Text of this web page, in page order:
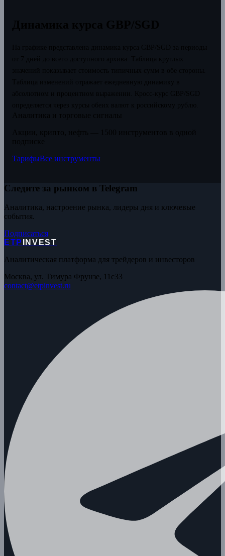
ТарифыВсе инструменты
Следите за рынком в Telegram
Аналитика, настроение рынка, лидеры дня и ключевые
события.
Подписаться
ETP
INVEST
Аналитическая платформа для трейдеров и инвесторов
Москва, ул. Тимура Фрунзе, 11с33
contact@etpinvest.ru